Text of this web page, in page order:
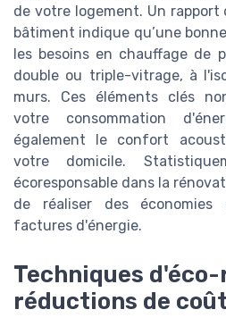
de votre logement. Un rapport
bâtiment indique qu’une
les besoins en chauffage de
double ou triple-vitrage, à
murs. Ces éléments clés
votre consommation
également le confort
votre domicile.
écoresponsable dans la
de réaliser des économies
factures d'énergie.
Techniques
réductions de